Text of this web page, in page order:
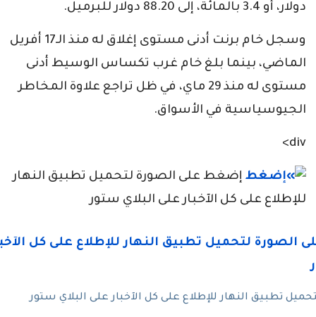
دولار، أو 3.4 بالمائة، إلى 88.20 دولار للبرميل.
وسجل خام برنت أدنى مستوى إغلاق له منذ الـ17 أفريل
الماضي، بينما بلغ خام غرب تكساس الوسيط أدنى
مستوى له منذ 29 ماي، في ظل تراجع علاوة المخاطر
الجيوسياسية في الأسواق.
div>
إضغط على الصورة لتحميل تطبيق النهار
للإطلاع على كل الآخبار على البلاي ستور
تطبيق النهار للإطلاع على كل الآخبار على البلاي ستور